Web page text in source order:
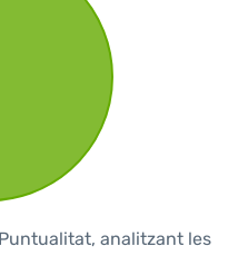
analitzant les